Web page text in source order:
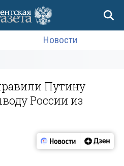
Новости
Путину
России из